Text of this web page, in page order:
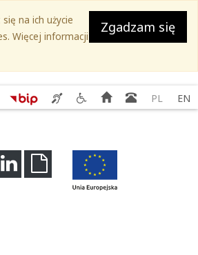
Zgadzam się
na ich użycie
Więcej informacji
Serwis
SEKAP
usług
tłumacza
migowego
Serwis
Ślaskie.
-
Kontakty
do
instytucji
Strona
główna
Książka
PL EN
LinkedinDownload